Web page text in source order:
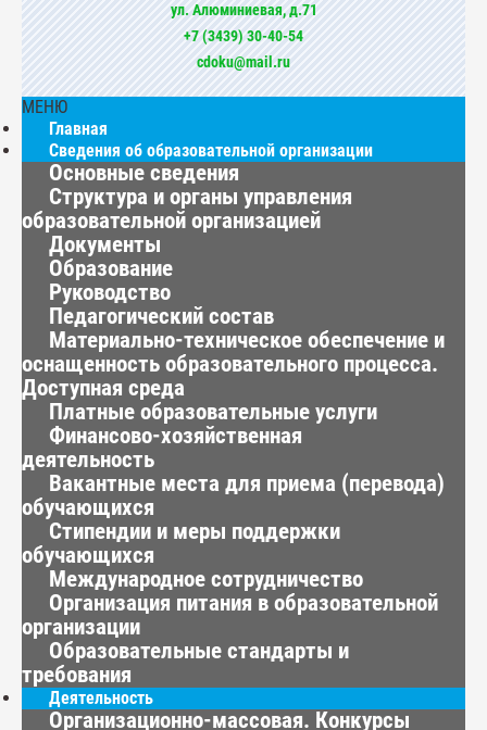
ул. Алюминиевая, д.71
+7 (3439) 30-40-54
cdoku@mail.ru
МЕНЮ
Главная
Сведения об образовательной организации
Основные сведения
Структура и органы управления
образовательной организацией
Документы
Образование
Руководство
Педагогический состав
Материально-техническое обеспечение и
оснащенность образовательного процесса.
Доступная среда
Платные образовательные услуги
Финансово-хозяйственная
деятельность
Вакантные места для приема (перевода)
обучающихся
Стипендии и меры поддержки
обучающихся
Международное сотрудничество
Организация питания в образовательной
организации
Образовательные стандарты и
требования
Деятельность
Организационно-массовая. Конкурсы